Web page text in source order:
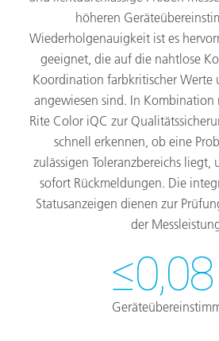
höheren
Wiederholgenauigkeit ist es
geeignet, die auf die nahtlose
Koordination farbkritischer Werte
angewiesen sind. In Kombination
Rite Color iQC zur
schnell erkennen, ob eine
zulässigen Toleranzbereichs
sofort Rückmeldungen. Die
Statusanzeigen dienen zur
der
≤0,08